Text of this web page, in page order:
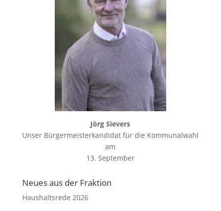
Jörg Sievers
Unser Bürgermeisterkandidat für die Kommunalwahl
am
13. September
Neues aus der Fraktion
Haushaltsrede 2026